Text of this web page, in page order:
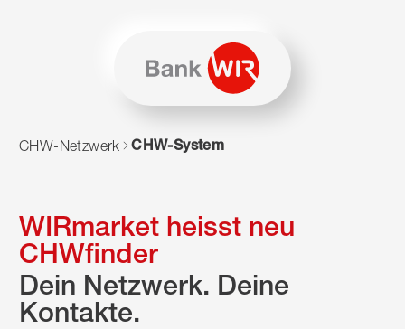
Zum Navigieren dieser Seite wird JavaScript benötigt.
CHW-Netzwerk CHW-System
WIRmarket heisst neu
CHWfinder
Dein Netzwerk. Deine
Kontakte.